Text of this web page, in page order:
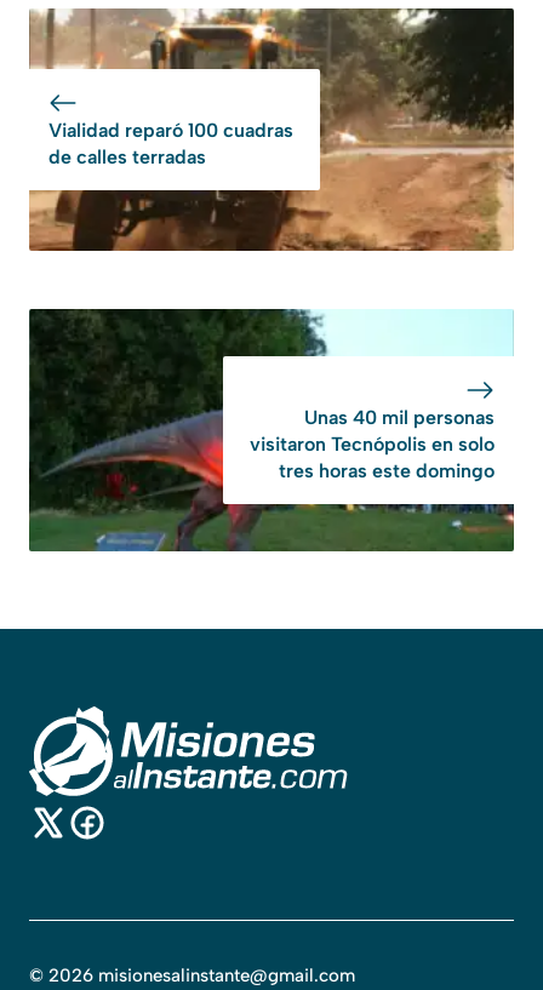
Vialidad reparó 100 cuadras
de calles terradas
Unas 40 mil personas
visitaron Tecnópolis en solo
tres horas este domingo
© 2026 misionesalinstante@gmail.com